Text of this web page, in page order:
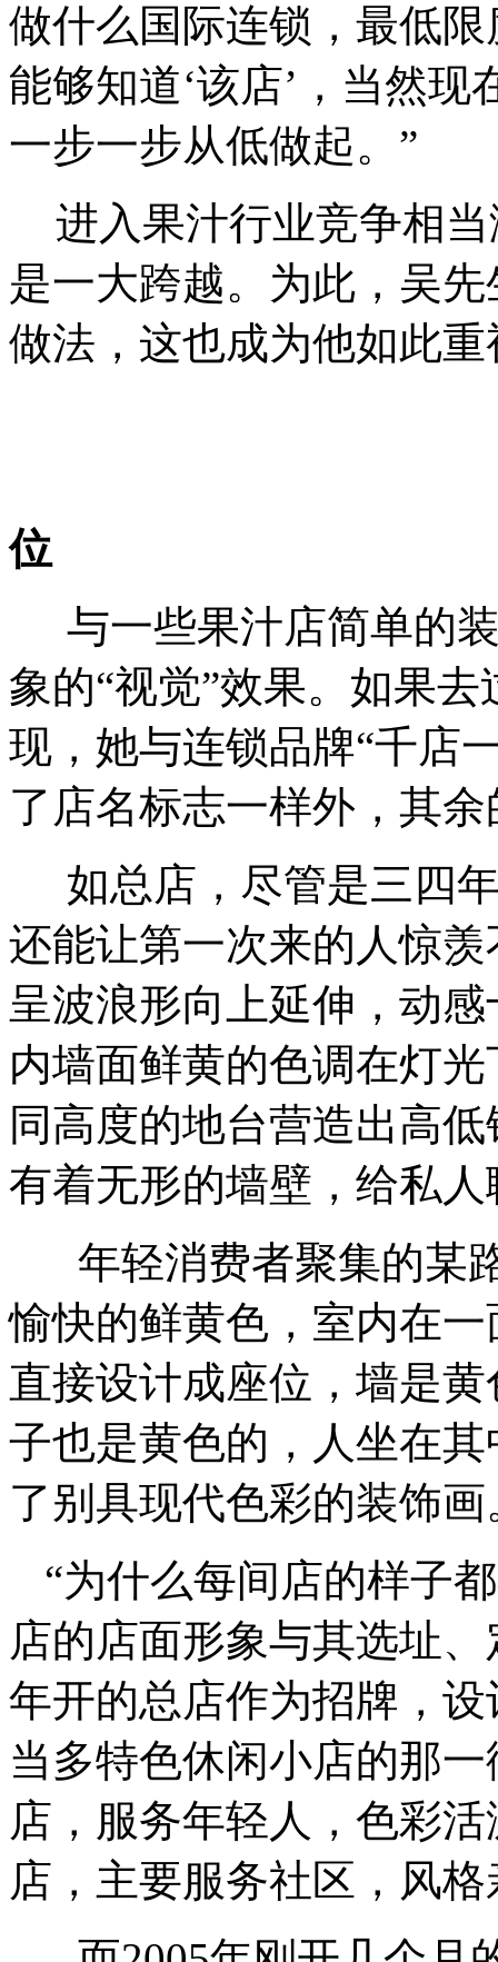
做什么国际连锁，最低
能够知道‘该店’，当然
一步一步从低做起。”
进入果汁行业竞争相
是一大跨越。为此，吴
做法，这也成为他如此
位
与一些果汁店简单的
象的“视觉”效果。如果
现，她与连锁品牌“千店
了店名标志一样外，其
如总店，尽管是三四
还能让第一次来的人惊
呈波浪形向上延伸，动
内墙面鲜黄的色调在灯
同高度的地台营造出高
有着无形的墙壁，给私
年轻消费者聚集的某
愉快的鲜黄色，室内在
直接设计成座位，墙是
子也是黄色的，人坐在
了别具现代色彩的装饰画
“为什么每间店的样子
店的店面形象与其选址
年开的总店作为招牌，
当多特色休闲小店的那
店，服务年轻人，色彩
店，主要服务社区，风